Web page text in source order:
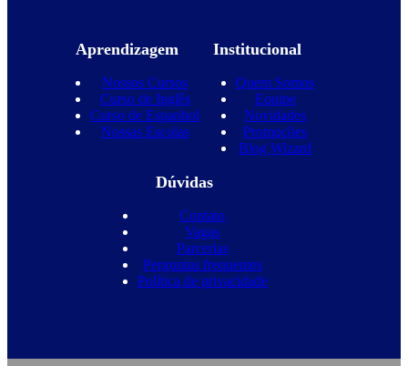
Aprendizagem
Nossos Cursos
Curso de Inglês
Curso de Espanhol
Nossas Escolas
Institucional
Quem Somos
Equipe
Novidades
Promoções
Blog Wizard
Dúvidas
Contato
Vagas
Parcerias
Perguntas frequentes
Política de privacidade